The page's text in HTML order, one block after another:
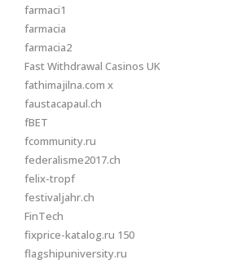
farmaci1
farmacia
farmacia2
Fast Withdrawal Casinos UK
fathimajilna.com x
faustacapaul.ch
fBET
fcommunity.ru
federalisme2017.ch
felix-tropf
festivaljahr.ch
FinTech
fixprice-katalog.ru 150
flagshipuniversity.ru